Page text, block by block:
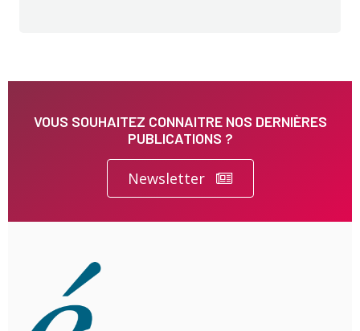
VOUS SOUHAITEZ CONNAITRE NOS DERNIÈRES
PUBLICATIONS ?
Newsletter